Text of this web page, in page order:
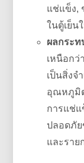
แช่แข็ง,
ในตู้เย็น
ผลกระท
เหนือก
เป็นสิ่งจ
อุณหภูมิ
การแช่
ปลอดภัย
และรา